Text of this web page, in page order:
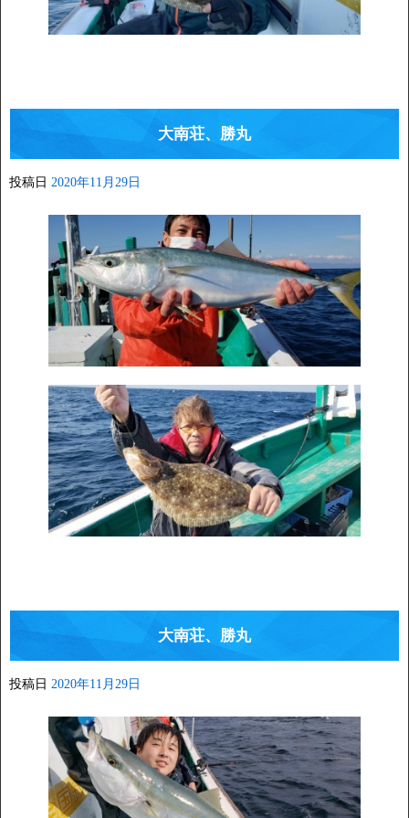
大南荘、勝丸
投稿日 2020年11月29日
大南荘、勝丸
投稿日 2020年11月29日